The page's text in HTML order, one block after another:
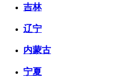
吉林
辽宁
内蒙古
宁夏